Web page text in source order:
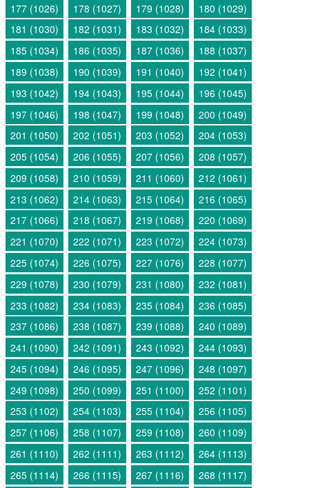
177 (1026)
178 (1027) 179 (1028)
180 (1029)
181 (1030)
182 (1031) 183 (1032)
184 (1033)
185 (1034)
186 (1035) 187 (1036)
188 (1037)
189 (1038)
190 (1039) 191 (1040)
192 (1041)
193 (1042)
194 (1043) 195 (1044)
196 (1045)
197 (1046)
198 (1047) 199 (1048)
200 (1049)
201 (1050)
202 (1051) 203 (1052)
204 (1053)
205 (1054)
206 (1055) 207 (1056)
208 (1057)
209 (1058)
210 (1059) 211 (1060)
212 (1061)
213 (1062)
214 (1063) 215 (1064)
216 (1065)
217 (1066)
218 (1067) 219 (1068)
220 (1069)
221 (1070)
222 (1071) 223 (1072)
224 (1073)
225 (1074)
226 (1075) 227 (1076)
228 (1077)
229 (1078)
230 (1079) 231 (1080)
232 (1081)
233 (1082)
234 (1083) 235 (1084)
236 (1085)
237 (1086)
238 (1087) 239 (1088)
240 (1089)
241 (1090)
242 (1091) 243 (1092)
244 (1093)
245 (1094)
246 (1095) 247 (1096)
248 (1097)
249 (1098)
250 (1099) 251 (1100)
252 (1101)
253 (1102)
254 (1103) 255 (1104)
256 (1105)
257 (1106)
258 (1107) 259 (1108)
260 (1109)
261 (1110)
262 (1111) 263 (1112)
264 (1113)
265 (1114)
266 (1115) 267 (1116)
268 (1117)